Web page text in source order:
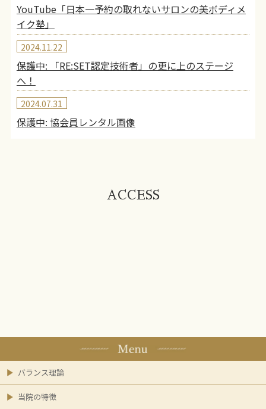
YouTube「日本一予約の取れないサロンの美ボディメ
イク塾」
保護中: 「RE:SET認定技術者」の更に上のステージ
へ！
2024.11.22
保護中: 協会員レンタル画像
2024.07.31
ACCESS
バランス理論
当院の特徴